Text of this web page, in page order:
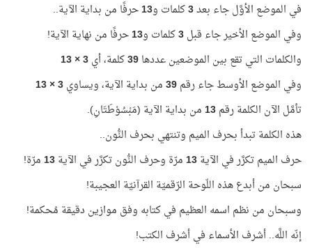
في الموضع الأوَّل جاء بعد3كلمات و13حرفًا من بداية الآية..
وفي الموضع الأخير جاء قبل3كلمات و13حرفًا من نهاية الآية!
والكلمات التي تقع بين الموضعين عددها39كلمة، أي3 × 13
وفي الموضع الأوسط جاء رقم39من بداية الآية، ويساوي3 × 13
تأمَّل الآن الكلمة رقم13من بداية الآية (مَبْسُوْطَتَانِ).
هذه الكلمة تبدأ بحرف الميم وتنتهي بحرف النُّون..
حرف الميم تكرَّر في الآية13مرّة وحرف النُّون تكرَّر في الآية13مرّة!
سبحان من أبدع هذه اللّوحة الرّقميّة القرآنيّة العجيبة!
وسبحان من نظم اسمه العظيم في كتابه وفق موازين دقيقة مُحكمة!
إنّه اللَّه.. أشرف الأسماء في أشرف الكتب!